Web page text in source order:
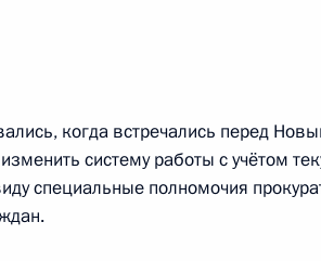
по подготовке
в Отечественной войне
когда встречались перед
систему работы с учётом
специальные полномочия